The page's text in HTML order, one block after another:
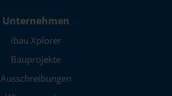
Unternehmen
ibau Xplorer
Bauprojekte
Ausschreibungen